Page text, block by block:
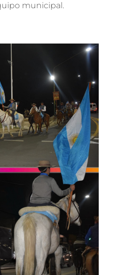
municipal.